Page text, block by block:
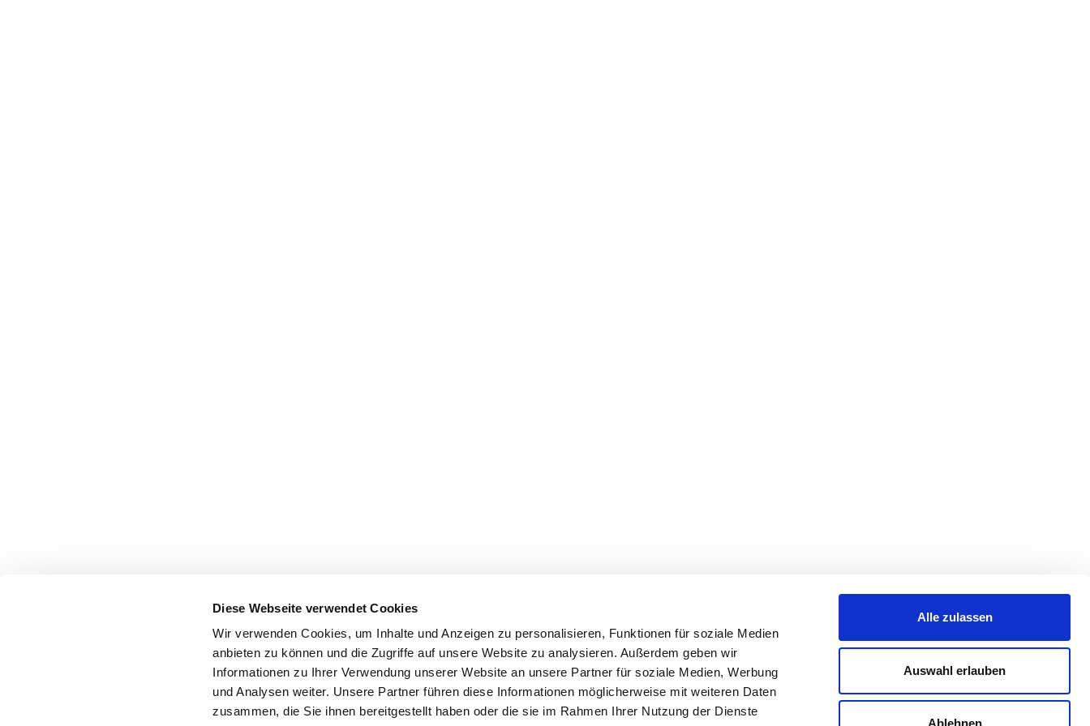
Diese Webseite verwendet Cookies
Wir verwenden Cookies, um Inhalte und Anzeigen zu personalisieren, Funktionen für soziale Medien
anbieten zu können und die Zugriffe auf unsere Website zu analysieren. Außerdem geben wir
Informationen zu Ihrer Verwendung unserer Website an unsere Partner für soziale Medien, Werbung
und Analysen weiter. Unsere Partner führen diese Informationen möglicherweise mit weiteren Daten
zusammen, die Sie ihnen bereitgestellt haben oder die sie im Rahmen Ihrer Nutzung der Dienste
Alle zulassen
Auswahl erlauben
Ablehnen